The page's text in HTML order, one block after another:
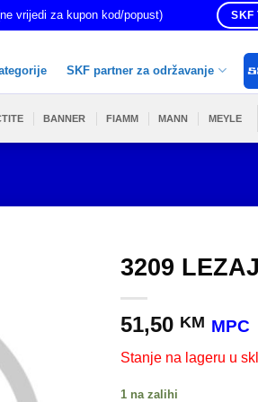
vrijedi za kupon kod/popust) SKF
SKF partner za održavanje
BANNER FIAMM MANN MEYLE
3209
51,50 KM MPC
Stanje na lageru u
1 na zalihi